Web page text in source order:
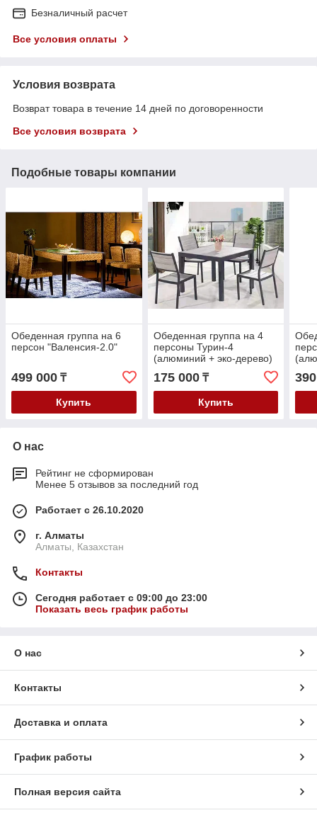
Безналичный расчет
Все условия оплаты
Условия возврата
Возврат товара в течение 14 дней по договоренности
Все условия возврата
Подобные товары компании
Обеденная группа на 6
персон "Валенсия-2.0"
499 000 ₸
Купить
Обеденная группа на 4
персоны Турин-4
(алюминий + эко-дерево)
175 000₸
Купить
О нас
Рейтинг не сформирован
Менее 5 отзывов за последний год
Работает с 26.10.2020
г. Алматы
Алматы, Казахстан
Контакты
Сегодня работает с 09:00 до 23:00
Показать весь график работы
О нас
Контакты
Доставка и оплата
График работы
Полная версия сайта